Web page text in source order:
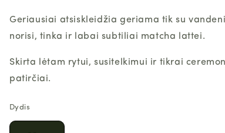
Geriausiai atsiskleidžia geriama tik su
norisi, tinka ir labai subtiliai matcha lattei.
Skirta lėtam rytui, susitelkimui ir tikrai
patirčiai.
Dydis